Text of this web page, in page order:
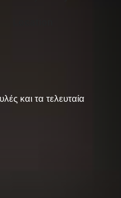
και τα τελευταία